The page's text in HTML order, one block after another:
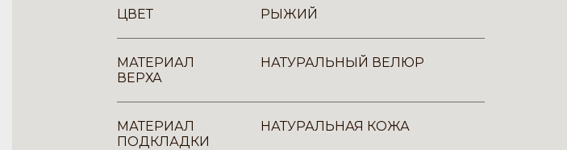
ЦВЕТ РЫЖИЙ
МАТЕРИАЛ
ВЕРХА
НАТУРАЛЬНЫЙ ВЕЛЮР
МАТЕРИАЛ
ПОДКЛАДКИ
НАТУРАЛЬНАЯ КОЖА